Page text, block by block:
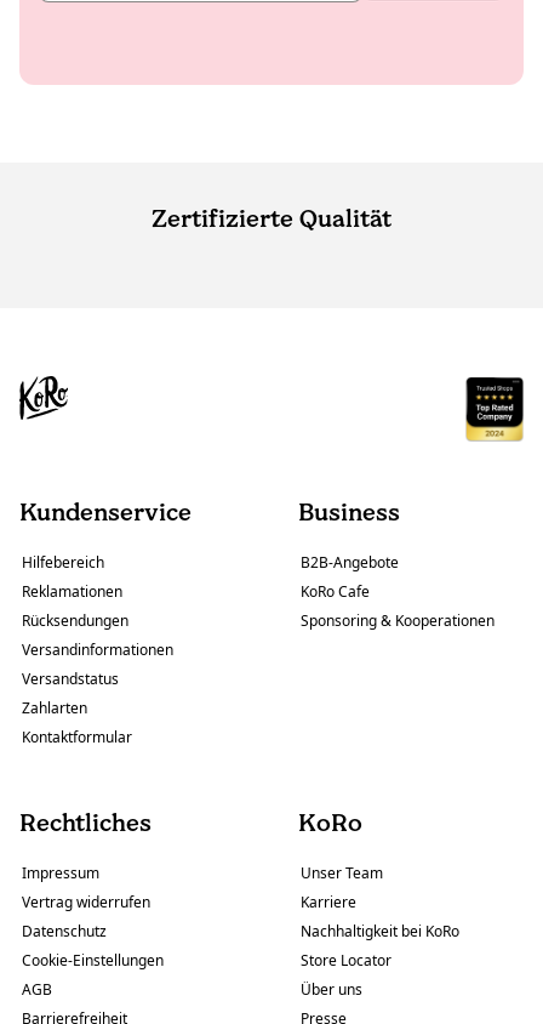
Zertifizierte Qualität
Kundenservice
Hilfebereich
Reklamationen
Rücksendungen
Versandinformationen
Versandstatus
Zahlarten
Kontaktformular
Business
B2B-Angebote
KoRo Cafe
Sponsoring & Kooperationen
Rechtliches
Impressum
Vertrag widerrufen
Datenschutz
Cookie-Einstellungen
AGB
Barrierefreiheit
KoRo
Unser Team
Karriere
Nachhaltigkeit bei KoRo
Store Locator
Über uns
Presse